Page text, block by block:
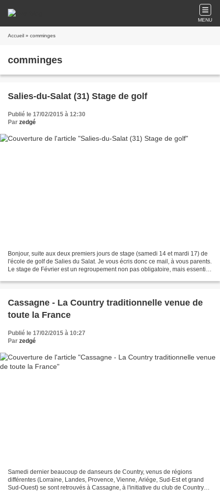
MENU
Accueil » comminges
comminges
Salies-du-Salat (31) Stage de golf
Publié le 17/02/2015 à 12:30
Par zedgé
Bonjour, suite aux deux premiers jours de stage (samedi 14 et mardi 17) de
l'école de golf de Salies du Salat. Je vous écris donc ce mail, à vous parents.
Le stage de Février est un regroupement non pas obligatoire, mais essentiel
Cassagne - La Country traditionnelle venue de
toute la France
Publié le 17/02/2015 à 10:27
Par zedgé
Samedi dernier beaucoup de danseurs de Country, venus de régions
différentes (Lorraine, Landes, Provence, Vienne, Ariége, Sud-Est et grand
Sud-Ouest) se sont retrouvés à Cassagne, à l'initiative du club de Country